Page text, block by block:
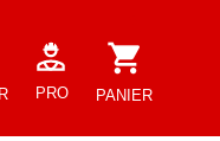
PRO
shopping_cart
PANIER